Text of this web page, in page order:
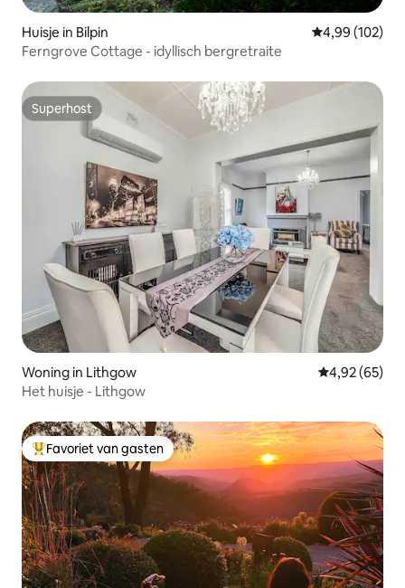
Huisje in Bilpin Gemiddelde
4,99 (102)
Ferngrove Cottage - idyllisch bergretraite
Superhost
Superhost
Woning in Lithgow Gemiddelde
4,92 (65)
Het huisje - Lithgow
Topfavoriet van gasten
Favoriet van gasten